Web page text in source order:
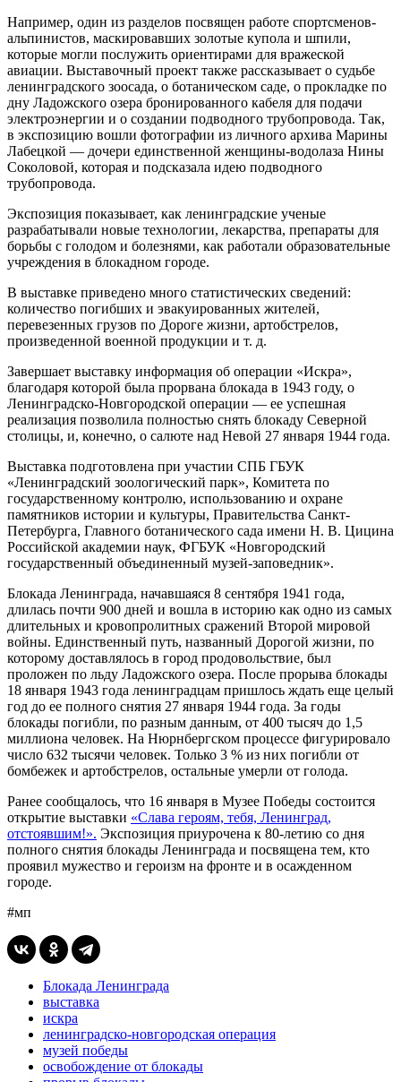
Например, один из разделов посвящен работе спортсменов-
альпинистов, маскировавших золотые купола и шпили,
которые могли послужить ориентирами для вражеской
авиации. Выставочный проект также рассказывает о судьбе
ленинградского зоосада, о ботаническом саде, о прокладке по
дну Ладожского озера бронированного кабеля для подачи
электроэнергии и о создании подводного трубопровода. Так,
в экспозицию вошли фотографии из личного архива Марины
Лабецкой — дочери единственной женщины-водолаза Нины
Соколовой, которая и подсказала идею подводного
трубопровода.
Экспозиция показывает, как ленинградские ученые
разрабатывали новые технологии, лекарства, препараты для
борьбы с голодом и болезнями, как работали образовательные
учреждения в блокадном городе.
В выставке приведено много статистических сведений:
количество погибших и эвакуированных жителей,
перевезенных грузов по Дороге жизни, артобстрелов,
произведенной военной продукции и т. д.
Завершает выставку информация об операции «Искра»,
благодаря которой была прорвана блокада в 1943 году, о
Ленинградско-Новгородской операции — ее успешная
реализация позволила полностью снять блокаду Северной
столицы, и, конечно, о салюте над Невой 27 января 1944 года.
Выставка подготовлена при участии СПБ ГБУК
«Ленинградский зоологический парк», Комитета по
государственному контролю, использованию и охране
памятников истории и культуры, Правительства Санкт-
Петербурга, Главного ботанического сада имени Н. В. Цицина
Российской академии наук, ФГБУК «Новгородский
государственный объединенный музей-заповедник».
Блокада Ленинграда, начавшаяся 8 сентября 1941 года,
длилась почти 900 дней и вошла в историю как одно из самых
длительных и кровопролитных сражений Второй мировой
войны. Единственный путь, названный Дорогой жизни, по
которому доставлялось в город продовольствие, был
проложен по льду Ладожского озера. После прорыва блокады
18 января 1943 года ленинградцам пришлось ждать еще целый
год до ее полного снятия 27 января 1944 года. За годы
блокады погибли, по разным данным, от 400 тысяч до 1,5
миллиона человек. На Нюрнбергском процессе фигурировало
число 632 тысячи человек. Только 3 % из них погибли от
бомбежек и артобстрелов, остальные умерли от голода.
Ранее сообщалось, что 16 января в Музее Победы состоится
открытие выставки «Слава героям, тебя, Ленинград,
отстоявшим!». Экспозиция приурочена к 80-летию со дня
полного снятия блокады Ленинграда и посвящена тем, кто
проявил мужество и героизм на фронте и в осажденном
городе.
#мп
Блокада Ленинграда
выставка
искра
ленинградско-новгородская операция
музей победы
освобождение от блокады